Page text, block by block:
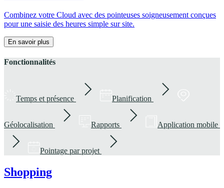
Combinez votre Cloud avec des pointeuses soigneusement conçues
pour une saisie des heures simple sur site.
En savoir plus
Fonctionnalités
Temps et présence Planification
Géolocalisation Rapports Application mobile
Pointage par projet
Shopping